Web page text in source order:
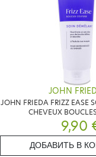
JOHN
JOHN FRIEDA FRIZZ EASE
CHEVEUX
9,90
ДОБАВИТЬ В